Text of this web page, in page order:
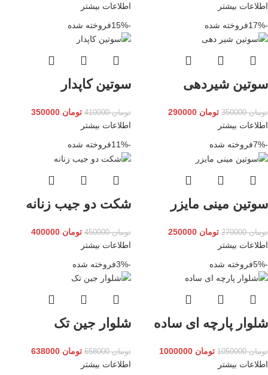
اطلاعات بیشتر
اطلاعات بیشتر
-17%
فروخته شده
سوتین شیردهی
تومان350000 تومان
اطلاعات بیشتر
-15% فروخته شده
سوتین کاپدار
تومان410000 تومان
اطلاعات بیشتر
-7%
فروخته شده
سوتین مینی مایزر
تومان270000 تومان
اطلاعات بیشتر
-11% فروخته شده
شکت دو جیب زنانه
تومان450000 تومان
اطلاعات بیشتر
-5%
فروخته شده
شلوار پارچه ای ساده
تومان1050000 تومان
اطلاعات بیشتر
-3% فروخته شده
شلوار جین تک
تومان658000 تومان
اطلاعات بیشتر